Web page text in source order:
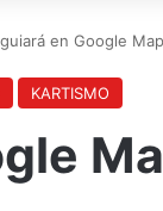
en Google
KARTISMO